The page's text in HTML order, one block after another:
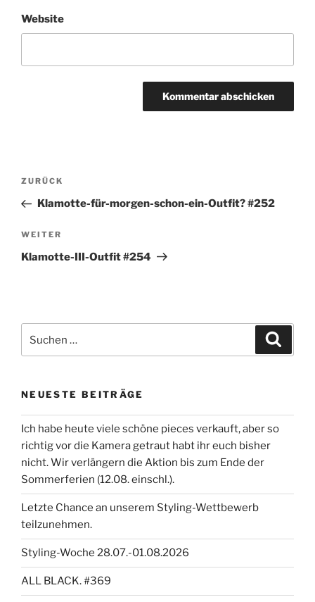
Website
Beitragsnavigation
Vorheriger
Beitrag
ZURÜCK
Klamotte-für-morgen-schon-ein-Outfit? #252
Nächster
Beitrag
WEITER
Klamotte-III-Outfit #254
nach:
NEUESTE BEITRÄGE
Ich habe heute viele schöne pieces verkauft, aber so
richtig vor die Kamera getraut habt ihr euch bisher
nicht. Wir verlängern die Aktion bis zum Ende der
Sommerferien (12.08. einschl.).
Letzte Chance an unserem Styling-Wettbewerb
teilzunehmen.
Styling-Woche 28.07.-01.08.2026
ALL BLACK. #369